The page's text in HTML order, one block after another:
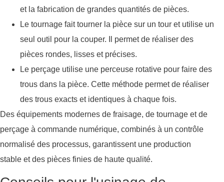
et la fabrication de grandes quantités de pièces.
Le tournage fait tourner la pièce sur un tour et utilise un
seul outil pour la couper. Il permet de réaliser des
pièces rondes, lisses et précises.
Le perçage utilise une perceuse rotative pour faire des
trous dans la pièce. Cette méthode permet de réaliser
des trous exacts et identiques à chaque fois.
Des équipements modernes de fraisage, de tournage et de
perçage à commande numérique, combinés à un contrôle
normalisé des processus, garantissent une production
stable et des pièces finies de haute qualité.